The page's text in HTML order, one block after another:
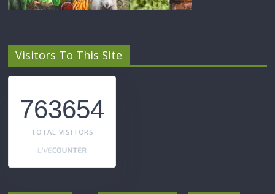
Visitors To This Site
763654
TOTAL VISITORS